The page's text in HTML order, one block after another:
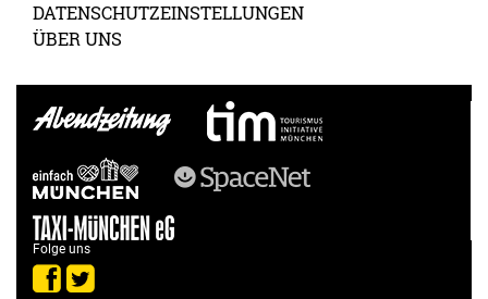
DATENSCHUTZEINSTELLUNGEN
ÜBER UNS
Folge uns